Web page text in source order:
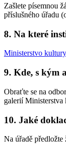
Zašlete písemnou
příslušného úřadu
8. Na které
Ministerstvo kultury
9. Kde, s kým
Obraťte se na
galerií Ministerstva
10. Jaké
Na úřadě předložte